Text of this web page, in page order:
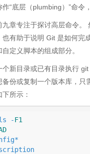
作“底层（plumbing）”命令
九章专注于探讨高层命令。
也有助于说明 Git 是如何完
自定义脚本的组成部分。
个新目录或已有目录执行
备份或复制一个版本库，只
所示：
-F1